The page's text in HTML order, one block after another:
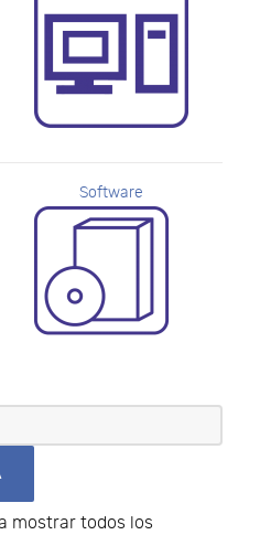
Software
mostrar todos los